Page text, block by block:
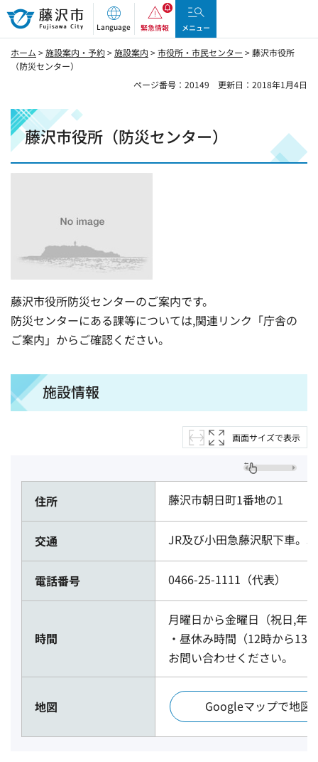
藤沢市
Language 緊急情報 メニュー
ホーム >施設案内・予約>施設案内 >市役所・市民センター > 藤沢市役所
（防災センター）
ページ番号：20149
更新日：2018年1月4日
藤沢市役所（防災センター）
藤沢市役所防災センターのご案内です。
防災センターにある課等については,関連リンク「庁舎の
ご案内」からご確認ください。
施設情報
画面サイズで表示
住所 藤沢市朝日町1番地の1
交通 JR及び小田急藤沢駅下車。
電話番号 0466-25-1111（代表）
時間
月曜日から金曜日（祝日,年
・昼休み時間（12時から13
お問い合わせください。
地図 Googleマップで地図